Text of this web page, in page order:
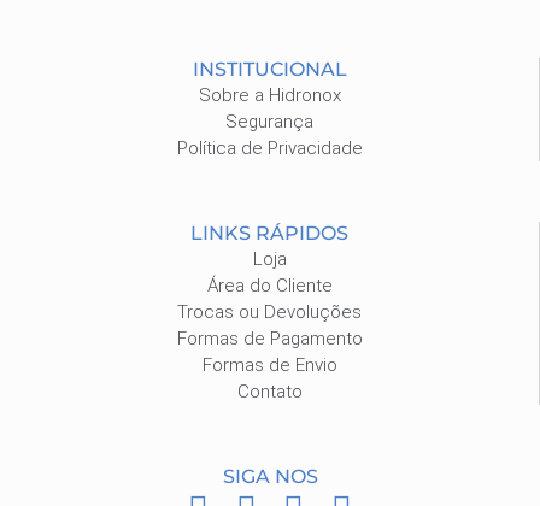
INSTITUCIONAL
Sobre a Hidronox
Segurança
Política de Privacidade
LINKS RÁPIDOS
Loja
Área do Cliente
Trocas ou Devoluções
Formas de Pagamento
Formas de Envio
Contato
SIGA NOS